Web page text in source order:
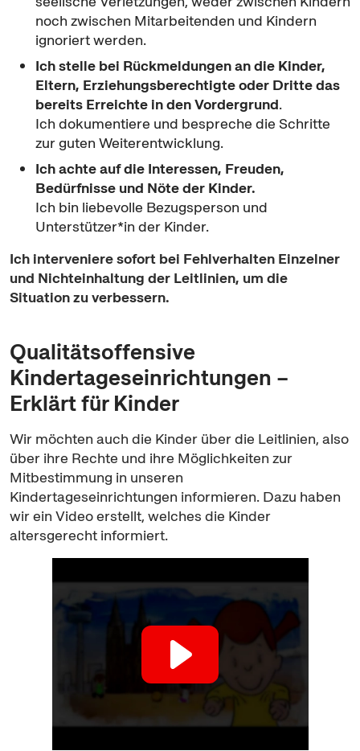
noch zwischen Mitarbeitenden und Kindern
ignoriert werden.
Ich stelle bei Rückmeldungen an die Kinder,
Eltern, Erziehungsberechtigte oder Dritte das
bereits Erreichte in den Vordergrund.
Ich dokumentiere und bespreche die Schritte
zur guten Weiterentwicklung.
Ich achte auf die Interessen, Freuden,
Bedürfnisse und Nöte der Kinder.
Ich bin liebevolle Bezugsperson und
Unterstützer*in der Kinder.
Ich interveniere sofort bei Fehlverhalten Einzelner
und Nichteinhaltung der Leitlinien, um die
Situation zu verbessern.
Qualitätsoffensive
Kindertageseinrichtungen –
Erklärt für Kinder
Wir möchten auch die Kinder über die Leitlinien, also
über ihre Rechte und ihre Möglichkeiten zur
Mitbestimmung in unseren
Kindertageseinrichtungen informieren. Dazu haben
wir ein Video erstellt, welches die Kinder
altersgerecht informiert.